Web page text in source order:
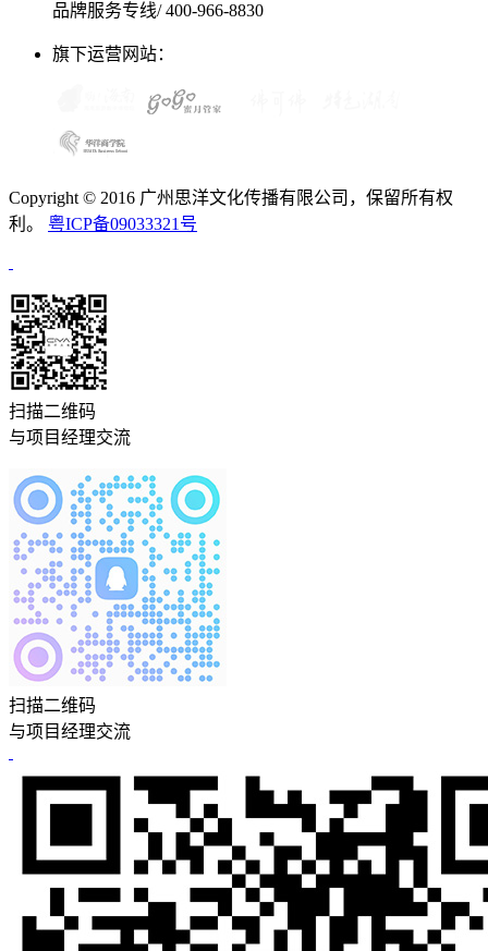
品牌服务专线/ 400-966-8830
旗下运营网站：
Copyright © 2016 广州思洋文化传播有限公司，保留所有权
利。 粤ICP备09033321号
扫描二维码
与项目经理交流
扫描二维码
与项目经理交流